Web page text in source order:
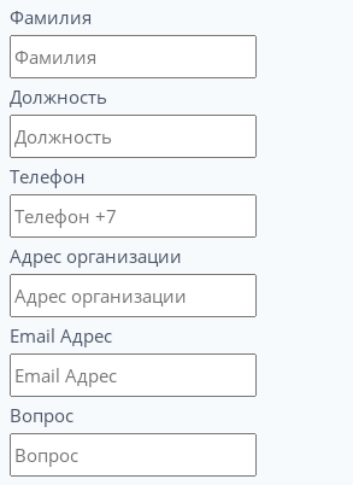
Фамилия
Должность
Телефон
Адрес организации
Email Адрес
Вопрос